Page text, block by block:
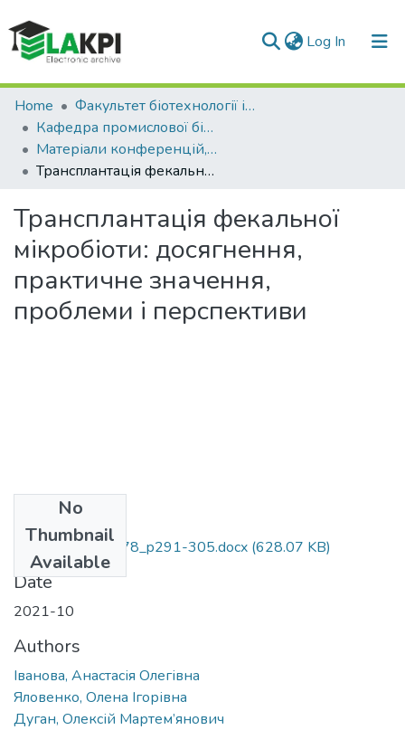
Log In (current)
Communities & Collections
All of DSpace
Statistics
Home
Факультет біотехнології і біотехніки (ФБТ)
Кафедра промислової біотехнології та біофармації (ПБТБ)
Матеріали конференцій, семінарів і т.п. (ПБТБ)
Трансплантація фекальної мікробіоти: досягнення, практичне значення, проблеми і перспективи
Трансплантація фекальної
мікробіоти: досягнення,
практичне значення,
проблеми і перспективи
No
Thumbnail
Available
InterConf_2021_78_p291-305.docx (628.07 KB)
Date
2021-10
Authors
Іванова, Анастасія Олегівна
Яловенко, Олена Ігорівна
Дуган, Олексій Мартем’янович